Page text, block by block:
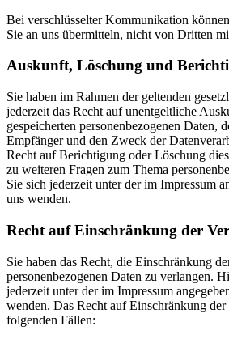
Bei verschlüsselter Kommunikation
Sie an uns übermitteln, nicht von Dritten
Auskunft, Löschung und
Sie haben im Rahmen der geltenden
jederzeit das Recht auf unentgeltliche
gespeicherten personenbezogenen Daten,
Empfänger und den Zweck der
Recht auf Berichtigung oder Löschung
zu weiteren Fragen zum Thema
Sie sich jederzeit unter der im Impressum
uns wenden.
Recht auf Einschränkung der
Sie haben das Recht, die Einschränkung
personenbezogenen Daten zu verlangen.
jederzeit unter der im Impressum
wenden. Das Recht auf Einschränkung der
folgenden Fällen: